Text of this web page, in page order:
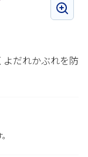
よだれかぶれを防